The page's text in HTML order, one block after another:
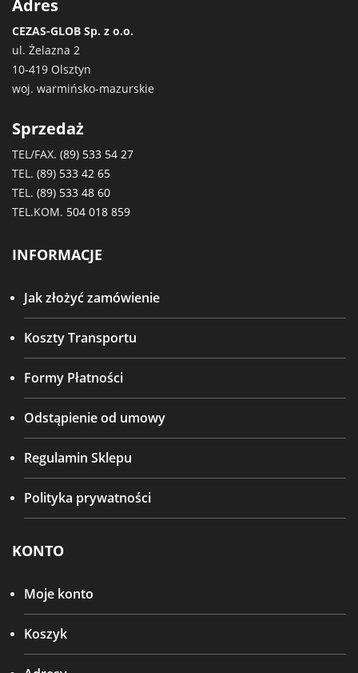
Adres
CEZAS-GLOB Sp. z o.o.
ul. Żelazna 2
10-419 Olsztyn
woj. warmińsko-mazurskie
Sprzedaż
TEL/FAX. (89) 533 54 27
TEL. (89) 533 42 65
TEL. (89) 533 48 60
TEL.KOM. 504 018 859
INFORMACJE
Jak złożyć zamówienie
Koszty Transportu
Formy Płatności
Odstąpienie od umowy
Regulamin Sklepu
Polityka prywatności
KONTO
Moje konto
Koszyk